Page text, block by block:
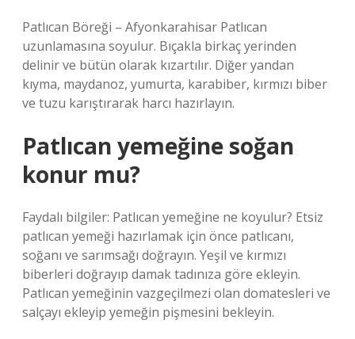
Patlıcan Böreği – Afyonkarahisar Patlıcan
uzunlamasına soyulur. Bıçakla birkaç yerinden
delinir ve bütün olarak kızartılır. Diğer yandan
kıyma, maydanoz, yumurta, karabiber, kırmızı biber
ve tuzu karıştırarak harcı hazırlayın.
Patlıcan yemeğine soğan
konur mu?
Faydalı bilgiler: Patlıcan yemeğine ne koyulur? Etsiz
patlıcan yemeği hazırlamak için önce patlıcanı,
soğanı ve sarımsağı doğrayın. Yeşil ve kırmızı
biberleri doğrayıp damak tadınıza göre ekleyin.
Patlıcan yemeğinin vazgeçilmezi olan domatesleri ve
salçayı ekleyip yemeğin pişmesini bekleyin.